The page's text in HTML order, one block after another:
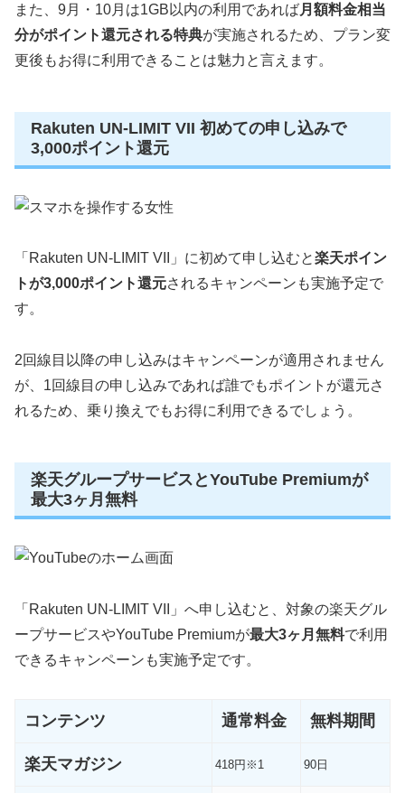
また、9月・10月は1GB以内の利用であれば月額料金相当
分がポイント還元される特典が実施されるため、プラン変
更後もお得に利用できることは魅力と言えます。
Rakuten UN-LIMIT VII 初めての申し込みで
3,000ポイント還元
「Rakuten UN-LIMIT VII」に初めて申し込むと楽天ポイン
トが3,000ポイント還元されるキャンペーンも実施予定で
す。
2回線目以降の申し込みはキャンペーンが適用されません
が、1回線目の申し込みであれば誰でもポイントが還元さ
れるため、乗り換えでもお得に利用できるでしょう。
楽天グループサービスとYouTube Premiumが
最大3ヶ月無料
「Rakuten UN-LIMIT VII」へ申し込むと、対象の楽天グル
ープサービスやYouTube Premiumが最大3ヶ月無料で利用
できるキャンペーンも実施予定です。
コンテンツ 通常料金 無料期間
楽天マガジン 418円※1 90日